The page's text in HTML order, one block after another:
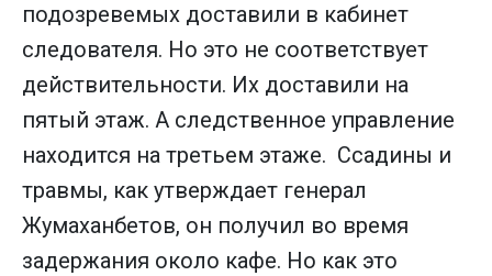
подозревемых доставили в кабинет
следователя. Но это не соответствует
действительности. Их доставили на
пятый этаж. А следственное управление
находится на третьем этаже. Ссадины и
травмы, как утверждает генерал
Жумаханбетов, он получил во время
задержания около кафе. Но как это